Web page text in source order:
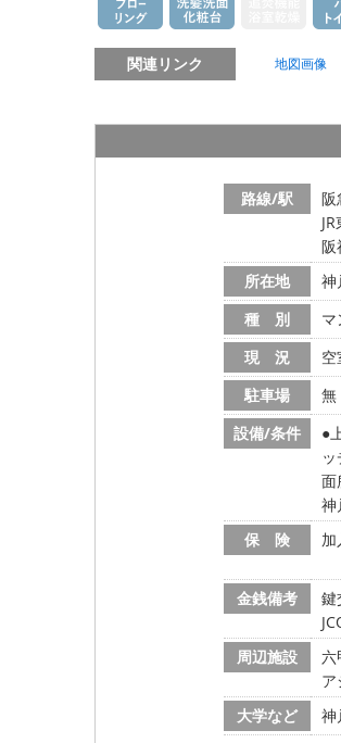
関連リンク 地図画像
路線/駅
阪
阪
所在地
神
種 別
マ
現 況
空
駐車場
無
設備/条件
面
神
保 険
加
金銭備考
鍵
周辺施設
六
大学など
神